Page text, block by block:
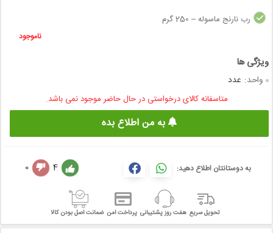
رب نارنج ماسوله – 250 گرم
ناموجود
واحد: عدد
متاسفانه کالای درخواستی در حال حاضر موجود نمی باشد.
به من اطلاع بده
به دوستانتان اطلاع دهید: 4
0
تحویل سریع هفت روز پشتیبانی پرداخت امن ضمانت اصل بودن کالا